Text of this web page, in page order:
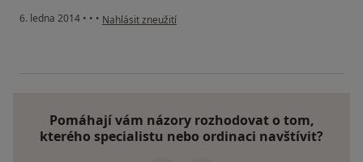
6. ledna 2014 • • • podle názoru uživatele Váš účet byl odstraněn
Nahlásit zneužití
Pomáhají vám názory rozhodovat o tom,
kterého specialistu nebo ordinaci navštívit?